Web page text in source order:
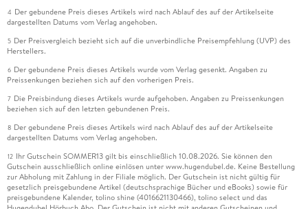
4 Der gebundene Preis dieses Artikels wird nach Ablauf des auf der Artikelseite
dargestellten Datums vom Verlag angehoben.
5 Der Preisvergleich bezieht sich auf die unverbindliche Preisempfehlung (UVP) des
Herstellers.
6 Der gebundene Preis dieses Artikels wurde vom Verlag gesenkt. Angaben zu
Preissenkungen beziehen sich auf den vorherigen Preis.
7 Die Preisbindung dieses Artikels wurde aufgehoben. Angaben zu Preissenkungen
beziehen sich auf den letzten gebundenen Preis.
8 Der gebundene Preis dieses Artikels wird nach Ablauf des auf der Artikelseite
dargestellten Datums vom Verlag angehoben.
12 Ihr Gutschein SOMMER13 gilt bis einschließlich 10.08.2026. Sie können den
Gutschein ausschließlich online einlösen unter www.hugendubel.de. Keine Bestellung
zur Abholung mit Zahlung in der Filiale möglich. Der Gutschein ist nicht gültig für
gesetzlich preisgebundene Artikel (deutschsprachige Bücher und eBooks) sowie für
preisgebundene Kalender, tolino shine (4016621130466), tolino select und das